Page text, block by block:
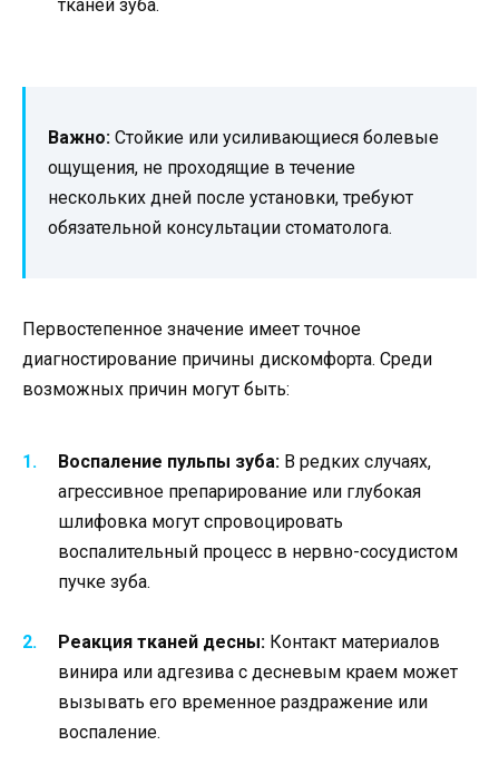
тканей зуба.
Важно: Стойкие или усиливающиеся болевые
ощущения, не проходящие в течение
нескольких дней после установки, требуют
обязательной консультации стоматолога.
Первостепенное значение имеет точное
диагностирование причины дискомфорта. Среди
возможных причин могут быть:
Воспаление пульпы зуба: В редких случаях,
агрессивное препарирование или глубокая
шлифовка могут спровоцировать
воспалительный процесс в нервно-сосудистом
пучке зуба.
Реакция тканей десны: Контакт материалов
винира или адгезива с десневым краем может
вызывать его временное раздражение или
воспаление.